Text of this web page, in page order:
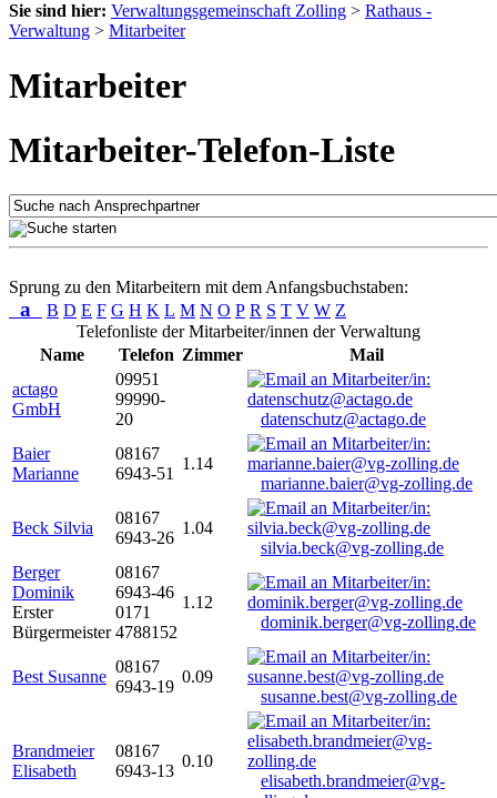
Sie sind hier: Verwaltungsgemeinschaft Zolling > Rathaus -
Verwaltung > Mitarbeiter
Mitarbeiter
Mitarbeiter-Telefon-Liste
Sprung zu den Mitarbeitern mit dem Anfangsbuchstaben:
a B D E F G H K L M N O P R S T V W Z
Telefonliste der Mitarbeiter/innen der Verwaltung
Name
Telefon Zimmer
Mail
actago
GmbH
09951
99990-
20
datenschutz@actago.de
Baier
Marianne
08167
6943-51
1.14
marianne.baier@vg-zolling.de
Beck Silvia
08167
6943-26
1.04
silvia.beck@vg-zolling.de
Berger
Dominik
Erster
Bürgermeister
08167
6943-46
0171
4788152
1.12
dominik.berger@vg-zolling.de
Best Susanne
08167
6943-19
0.09
susanne.best@vg-zolling.de
Brandmeier
Elisabeth
08167
6943-13
0.10
elisabeth.brandmeier@vg-